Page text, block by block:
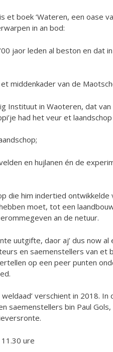
boek ‘Wateren, een oase
in an bod:
jaor leden al beston en dat
middenkader van de
Instituut in Waoteren, dat
had het veur et
en hujlanen én de
die him indertied
moet, tot een
an de netuur.
uutgifte, daor aj’ dus now
en saemenstellers van et
op een peer punten
verschient in 2018.
saemenstellers bin Paul
ure